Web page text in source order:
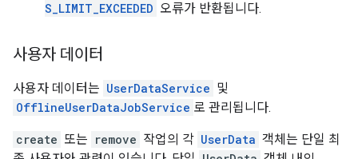
S_LIMIT_EXCEEDED 오류가 반환됩니다.
사용자 데이터
사용자 데이터는 UserDataService 및
OfflineUserDataJobService 로 관리됩니다.
create 또는 remove 작업의 각 UserData 객체는 단일 최